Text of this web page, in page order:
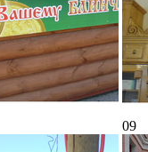
09